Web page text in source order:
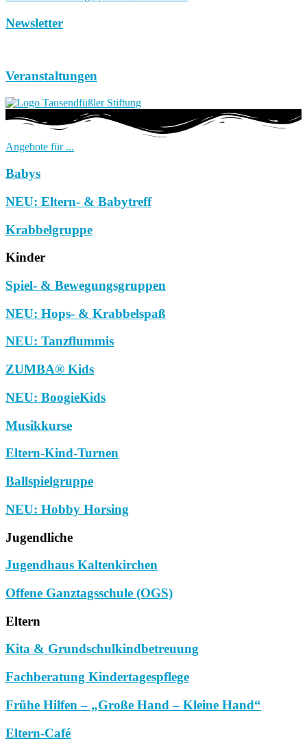
Newsletter
Veranstaltungen
Angebote für ...
Babys
NEU: Eltern- & Babytreff
Krabbelgruppe
Kinder
Spiel- & Bewegungsgruppen
NEU: Hops- & Krabbelspaß
NEU: Tanzflummis
ZUMBA® Kids
NEU: BoogieKids
Musikkurse
Eltern-Kind-Turnen
Ballspielgruppe
NEU: Hobby Horsing
Jugendliche
Jugendhaus Kaltenkirchen
Offene Ganztagsschule (OGS)
Eltern
Kita & Grundschulkindbetreuung
Fachberatung Kindertagespflege
Frühe Hilfen – „Große Hand – Kleine Hand“
Eltern-Café